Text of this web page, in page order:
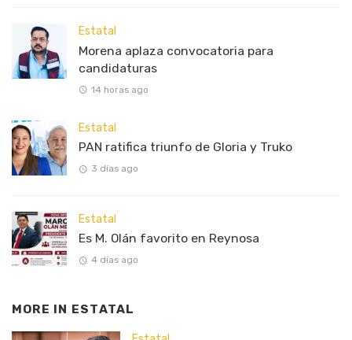
Estatal
Morena aplaza convocatoria para
candidaturas
14 horas ago
Estatal
PAN ratifica triunfo de Gloria y Truko
3 días ago
Estatal
Es M. Olán favorito en Reynosa
4 días ago
MORE IN ESTATAL